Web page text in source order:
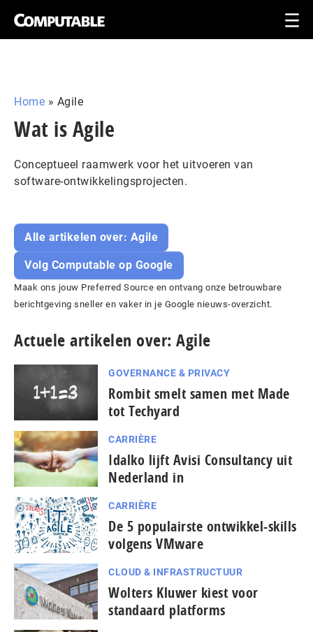
Home » Agile
Wat is Agile
Conceptueel raamwerk voor het uitvoeren van
software-ontwikkelingsprojecten.
Alle artikelen over: Agile
Volg Computable op Google
Maak ons jouw Preferred Source en ontvang onze betrouwbare
berichtgeving sneller en vaker in je Google nieuws-overzicht.
Actuele artikelen over: Agile
GOVERNANCE & PRIVACY
Rombit smelt samen met Made
tot Techyard
CARRIÈRE
Idalko lijft Avisi Consultancy uit
Nederland in
CARRIÈRE
De 5 populairste ontwikkel-skills
volgens VMware
CLOUD & INFRASTRUCTUUR
Wolters Kluwer kiest voor
standaard platforms